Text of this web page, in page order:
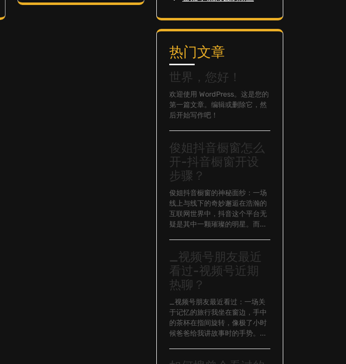
热门文章
世界，您好！
欢迎使用 WordPress。这是您的
第一篇文章。编辑或删除它，然
后开始写作吧！
俊姐抖音橱窗怎么
开-抖音橱窗开设
步骤？
俊姐抖音橱窗的神秘面纱：一场
线上与线下的奇妙邂逅在浩瀚的
互联网世界中，抖音这个平台无
疑是其中一颗璀璨的明星。而...
_视频号朋友最近
看过-视频号近期
热聊？
_视频号朋友最近看过：一场关
于记忆的旅行我坐在窗边，手中
的茶杯在指间旋转，像极了小时
候爸爸给我讲故事时的手势。...